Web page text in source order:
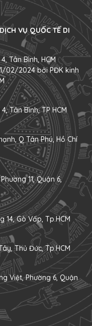
VỤ QUỐC TẾ DI
Tân Bình, HCM
02/2024 bởi PĐK kinh
Tân Bình, TP HCM
Q Tân Phú, Hồ Chí
11, Quận 6,
14, Gò Vấp, Tp.HCM
Thủ Đức, Tp.HCM
Việt, Phường 6, Quận